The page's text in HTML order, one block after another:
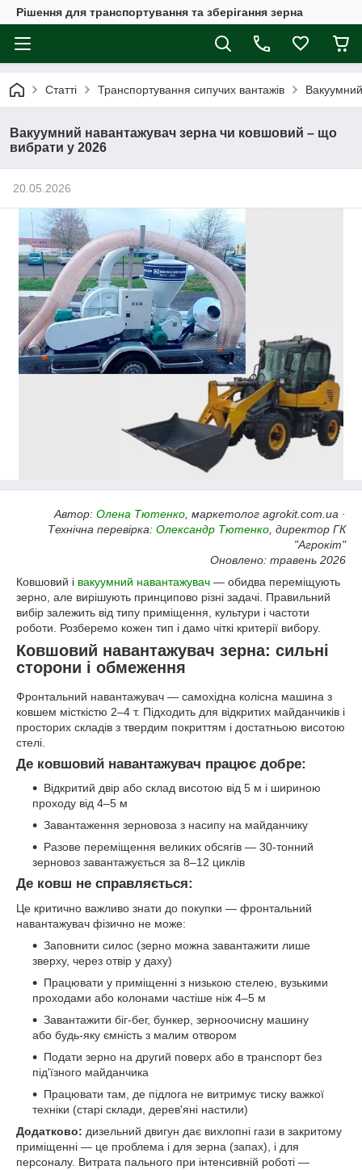
Рішення для транспортування та зберігання зерна
Статті Транспортування сипучих вантажів
Вакуумний навантажувач зерна чи ковшовий – що
вибрати у 2026
20.05.2026
Автор: Олена Тютенко , маркетолог agrokit.com.ua ·
Технічна перевірка: Олександр Тютенко , директор ГК
"Агрокіт"
Оновлено: травень 2026
Ковшовий і вакуумний навантажувач — обидва переміщують
зерно, але вирішують принципово різні задачі. Правильний
вибір залежить від типу приміщення, культури і частоти
роботи. Розберемо кожен тип і дамо чіткі критерії вибору.
Ковшовий навантажувач зерна: сильні
сторони і обмеження
Фронтальний навантажувач — самохідна колісна машина з
ковшем місткістю 2–4 т. Підходить для відкритих майданчиків і
просторих складів з твердим покриттям і достатньою висотою
стелі.
Де ковшовий навантажувач працює добре:
Відкритий двір або склад висотою від 5 м і шириною
проходу від 4–5 м
Завантаження зерновоза з насипу на майданчику
Разове переміщення великих обсягів — 30-тонний
зерновоз завантажується за 8–12 циклів
Де ковш не справляється:
Це критично важливо знати до покупки — фронтальний
навантажувач фізично не може:
Заповнити силос (зерно можна завантажити лише
зверху, через отвір у даху)
Працювати у приміщенні з низькою стелею, вузькими
проходами або колонами частіше ніж 4–5 м
Завантажити біг-бег, бункер, зерноочисну машину
або будь-яку ємність з малим отвором
Подати зерно на другий поверх або в транспорт без
під'їзного майданчика
Працювати там, де підлога не витримує тиску важкої
техніки (старі склади, дерев'яні настили)
Додатково: дизельний двигун дає вихлопні гази в закритому
приміщенні — це проблема і для зерна (запах), і для
персоналу. Витрата пального при інтенсивній роботі —